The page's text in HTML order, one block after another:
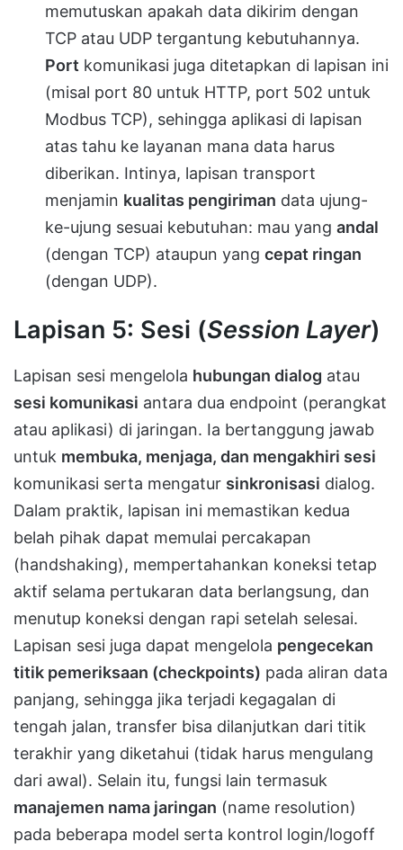
memutuskan apakah data dikirim dengan
TCP atau UDP tergantung kebutuhannya.
Port komunikasi juga ditetapkan di lapisan ini
(misal port 80 untuk HTTP, port 502 untuk
Modbus TCP), sehingga aplikasi di lapisan
atas tahu ke layanan mana data harus
diberikan. Intinya, lapisan transport
menjamin kualitas pengiriman data ujung-
ke-ujung sesuai kebutuhan: mau yang andal
(dengan TCP) ataupun yang cepat ringan
(dengan UDP).
Lapisan 5: Sesi (Session Layer)
Lapisan sesi mengelola hubungan dialog atau
sesi komunikasi antara dua endpoint (perangkat
atau aplikasi) di jaringan. Ia bertanggung jawab
untuk membuka, menjaga, dan mengakhiri sesi
komunikasi serta mengatur sinkronisasi dialog.
Dalam praktik, lapisan ini memastikan kedua
belah pihak dapat memulai percakapan
(handshaking), mempertahankan koneksi tetap
aktif selama pertukaran data berlangsung, dan
menutup koneksi dengan rapi setelah selesai.
Lapisan sesi juga dapat mengelola pengecekan
titik pemeriksaan (checkpoints) pada aliran data
panjang, sehingga jika terjadi kegagalan di
tengah jalan, transfer bisa dilanjutkan dari titik
terakhir yang diketahui (tidak harus mengulang
dari awal). Selain itu, fungsi lain termasuk
manajemen nama jaringan (name resolution)
pada beberapa model serta kontrol login/logoff